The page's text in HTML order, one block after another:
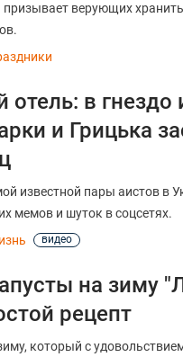
призывает верующих
отель: в гнездо
и Грицька
известной пары аистов в
мемов и шуток в соцсетях.
видео
на зиму
рецепт
который с